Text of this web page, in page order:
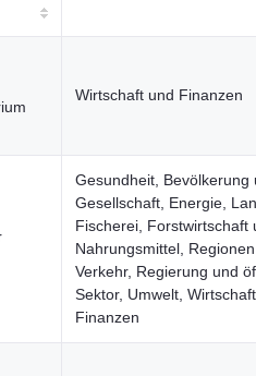
Wirtschaft und Finanzen
Gesundheit, Bevölkerung
Gesellschaft, Energie,
Fischerei, Forstwirtschaft
Nahrungsmittel,
Verkehr, Regierung und
Sektor, Umwelt,
Finanzen